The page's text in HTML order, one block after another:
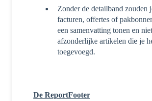
Zonder de detailband zouden
facturen, offertes of
een samenvatting tonen en
afzonderlijke artikelen die je
toegevoegd.
De ReportFooter